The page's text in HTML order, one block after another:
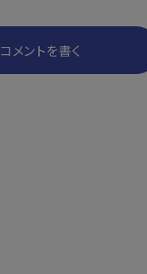
コメントを書く